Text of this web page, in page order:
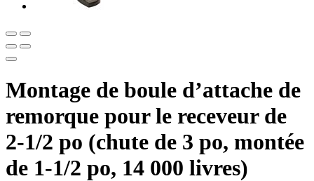
Montage de boule d’attache de
remorque pour le receveur de
2-1/2 po (chute de 3 po, montée
de 1-1/2 po, 14 000 livres)